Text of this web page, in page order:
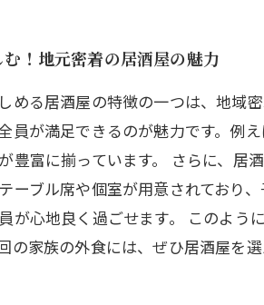
！地元密着の居酒屋の魅力
める居酒屋の特徴の一つは、地域
員が満足できるのが魅力です。例
豊富に揃っています。 さらに、居
ーブル席や個室が用意されており
が心地良く過ごせます。 このよ
の家族の外食には、ぜひ居酒屋を